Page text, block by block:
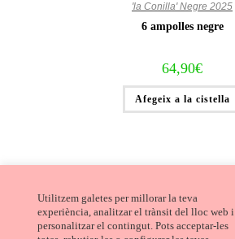
Utilitzem galetes per millorar la teva
experiència, analitzar el trànsit del lloc web i
personalitzar el contingut. Pots acceptar-les
'la Conilla' Negre 2025
6 ampolles negre
64,90€
Afegeix a la cistella
Avís Legal i Condicions de compra Cookies